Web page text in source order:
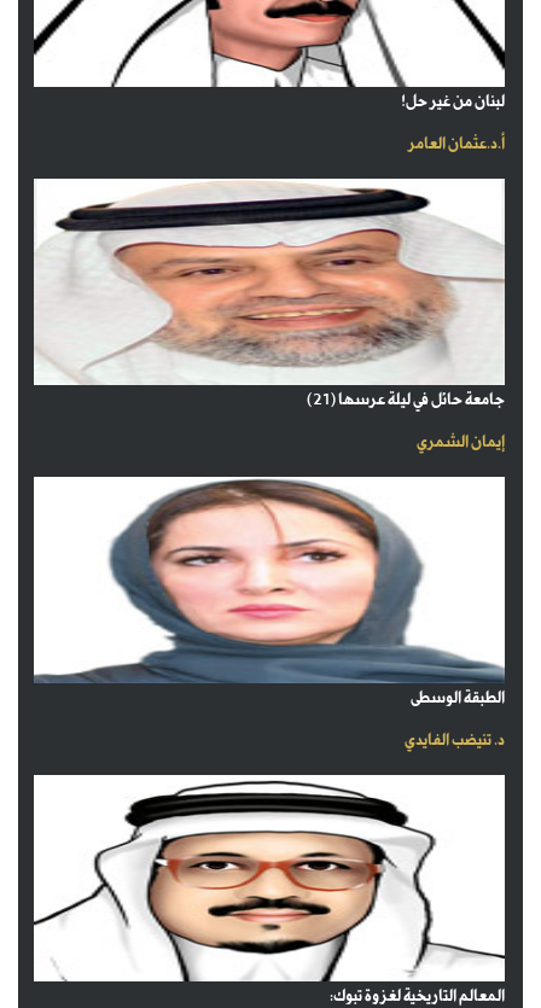
لبنان من غير حل!
أ.د.عثمان العامر
جامعة حائل في ليلة عرسها (21)
إيمان الشمري
الطبقة الوسطى
د. تنيضب الفايدي
المعالم التاريخية لغزوة تبوك: